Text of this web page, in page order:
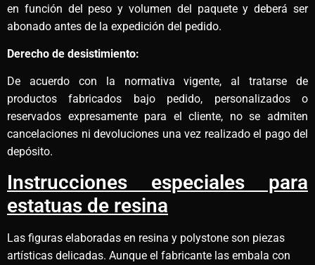
en función del peso y volumen del paquete y deberá ser
abonado antes de la expedición del pedido.
Derecho de desistimiento:
De acuerdo con la normativa vigente, al tratarse de
productos fabricados bajo pedido, personalizados o
reservados expresamente para el cliente, no se admiten
cancelaciones ni devoluciones una vez realizado el pago del
depósito.
Instrucciones especiales para
estatuas de resina
Las figuras elaboradas en resina y polystone son piezas
artísticas delicadas. Aunque el fabricante las embala con